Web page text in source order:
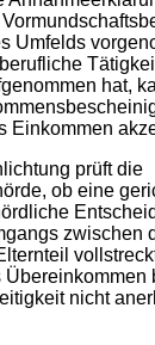
Umfelds
hat,
Einkommen
prüft die
ob eine
zwischen
nicht